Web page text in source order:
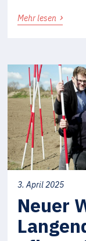
Mehr lesen ›
3. April 2025
Neuer